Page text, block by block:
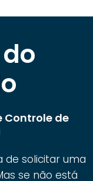
Controle de
de solicitar uma
se não está